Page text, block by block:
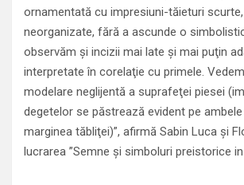
ornamentată cu impresiuni-tăieturi
neorganizate, fără a ascunde o
observăm şi incizii mai late şi mai puţin
interpretate în corelaţie cu primele.
modelare neglijentă a suprafeţei piesei
degetelor se păstrează evident pe
marginea tăbliţei)”, afirmă Sabin Luca şi
lucrarea ”Semne şi simboluri preistorice